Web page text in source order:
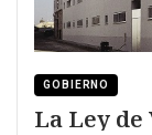
GOBIERNO
La Ley